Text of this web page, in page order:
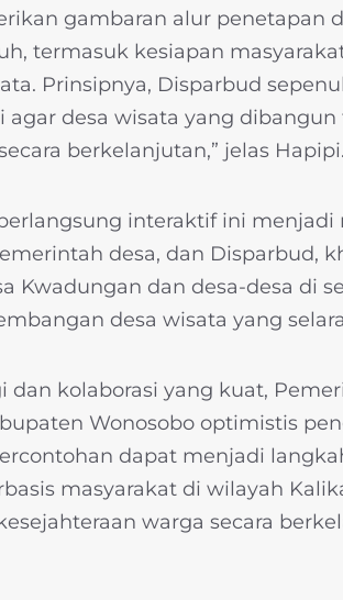
gambaran alur penetapan
termasuk kesiapan
Prinsipnya, Disparbud
agar desa wisata yang
berkelanjutan,” jelas Hapipi.
interaktif ini
desa, dan Disparbud,
Kwadungan dan desa-desa di
desa wisata yang
dan kolaborasi yang kuat,
Wonosobo optimistis
dapat menjadi
masyarakat di wilayah
warga secara